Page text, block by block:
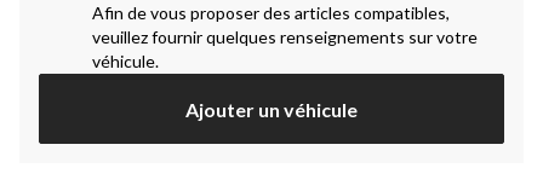
Afin de vous proposer des articles compatibles,
veuillez fournir quelques renseignements sur votre
véhicule.
Ajouter un véhicule